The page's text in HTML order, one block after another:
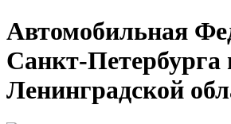
Автомобильная
Санкт-Петербурга
Ленинградской